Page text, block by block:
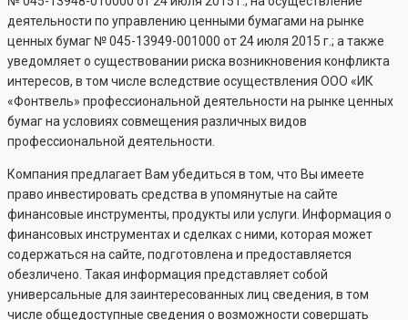
деятельности по управлению ценными бумагами на рынке
ценных бумаг №045-13949-001000 от 24 июля 2015 г.; а также
уведомляет о существовании риска возникновения конфликта
интересов, в том числе вследствие осуществления ООО «ИК
«Фонтвель» профессиональной деятельности на рынке ценных
бумаг на условиях совмещения различных видов
профессиональной деятельности.
Компания предлагает Вам убедиться в том, что Вы имеете
право инвестировать средства в упомянутые на сайте
финансовые инструменты, продукты или услуги. Информация о
финансовых инструментах и сделках с ними, которая может
содержаться на сайте, подготовлена и предоставляется
обезличено. Такая информация представляет собой
универсальные для заинтересованных лиц сведения, в том
числе общедоступные сведения о возможности совершать